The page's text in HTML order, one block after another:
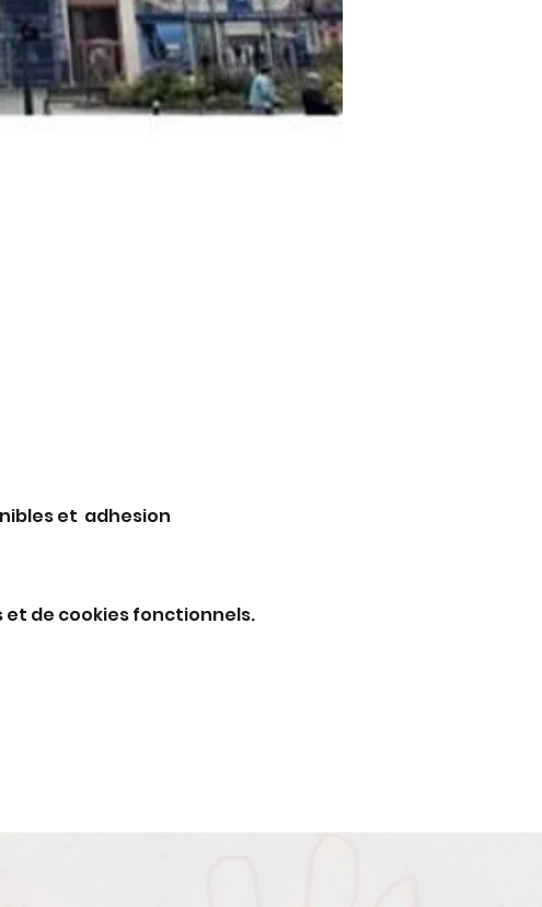
et  adhesion
et de cookies fonctionnels.